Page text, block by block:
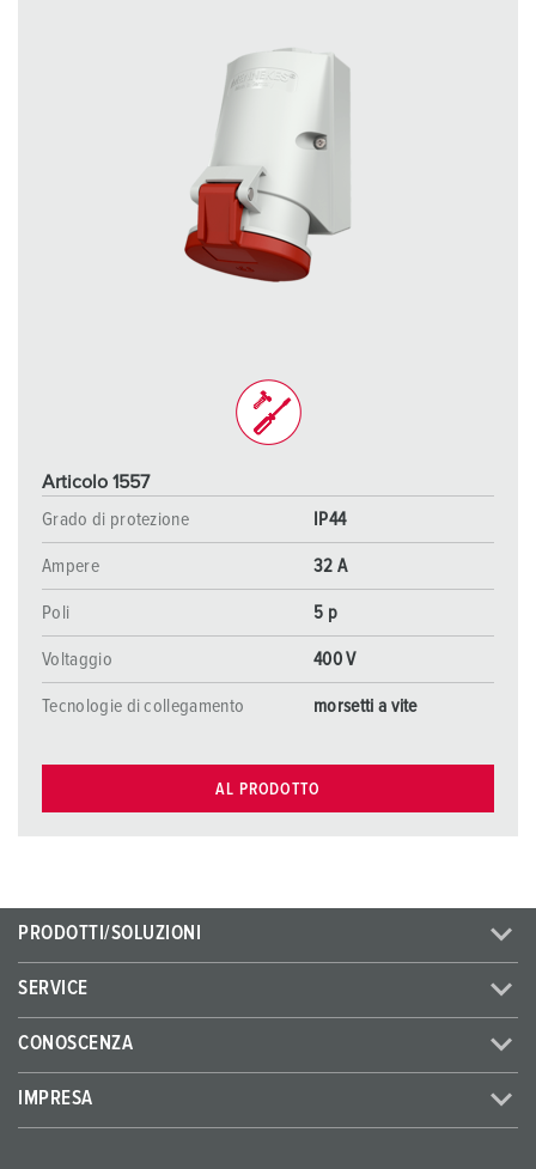
Articolo 1557
Grado di protezione
IP44
Ampere 32 A
Poli 5 p
Voltaggio 400 V
Tecnologie di collegamento morsetti a vite
AL PRODOTTO
PRODOTTI/SOLUZIONI
SERVICE
CONOSCENZA
IMPRESA